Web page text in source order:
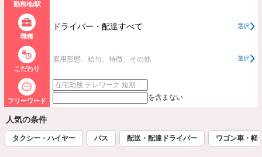
勤務地/駅
職種
ドライバー・配達すべて 選択
こだわり
雇用形態、給与、特徴、その他 選択
フリーワード を含まない
人気の条件
タクシー・ハイヤー バス 配送・配達ドライバー ワゴン車・軽